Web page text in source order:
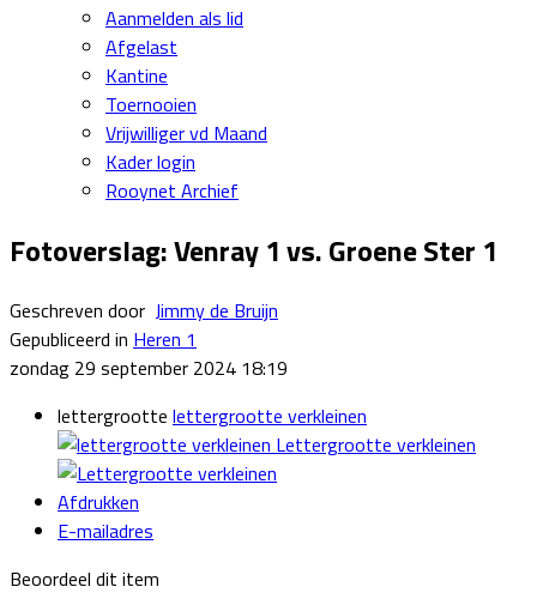
Aanmelden als lid
Afgelast
Kantine
Toernooien
Vrijwilliger vd Maand
Kader login
Rooynet Archief
Fotoverslag: Venray 1 vs. Groene Ster 1
Geschreven door Jimmy de Bruijn
Gepubliceerd in Heren 1
zondag 29 september 2024 18:19
lettergrootte lettergrootte verkleinen
Lettergrootte verkleinen
Afdrukken
E-mailadres
Beoordeel dit item